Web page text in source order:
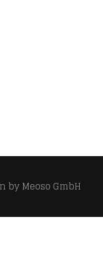
byMeoso GmbH